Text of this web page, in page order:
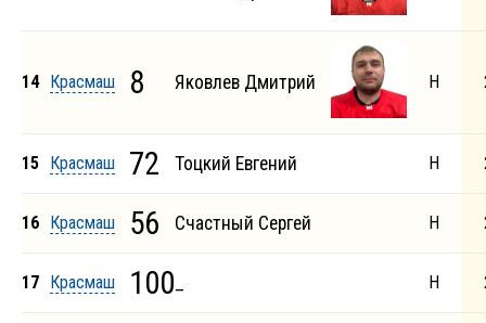
14 Красмаш 8 Яковлев Дмитрий Н
15 Красмаш 72 Тоцкий Евгений Н
16 Красмаш 56 Счастный Сергей Н
17 Красмаш 100_ Н